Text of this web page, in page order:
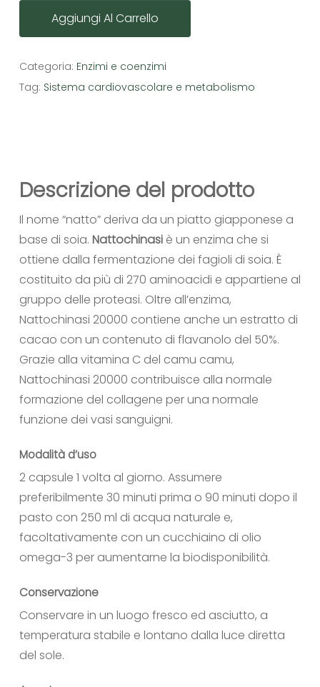
Aggiungi Al Carrello
Categoria: Enzimi e coenzimi
Tag: Sistema cardiovascolare e metabolismo
Descrizione del prodotto
Il nome “natto” deriva da un piatto giapponese a
base di soia. Nattochinasiè un enzima che si
ottiene dalla fermentazione dei fagioli di soia. È
costituito da più di 270 aminoacidi e appartiene al
gruppo delle proteasi. Oltre all’enzima,
Nattochinasi 20000 contiene anche un estratto di
cacao con un contenuto di flavanolo del 50%.
Grazie alla vitamina C del camu camu,
Nattochinasi 20000 contribuisce alla normale
formazione del collagene per una normale
funzione dei vasi sanguigni.
Modalità d’uso
2 capsule 1 volta al giorno. Assumere
preferibilmente 30 minuti prima o 90 minuti dopo il
pasto con 250 ml di acqua naturale e,
facoltativamente con un cucchiaino di olio
omega-3 per aumentarne la biodisponibilità.
Conservazione
Conservare in un luogo fresco ed asciutto, a
temperatura stabile e lontano dalla luce diretta
del sole.